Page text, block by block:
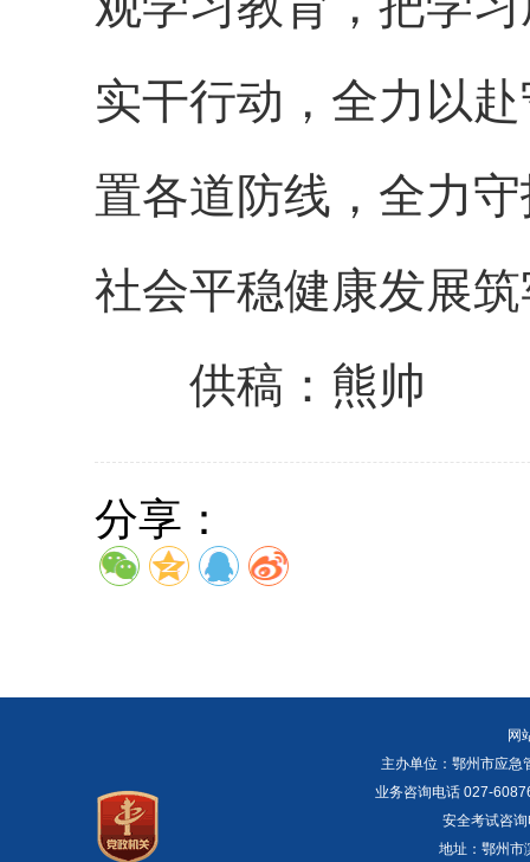
实干行动，全力以
置各道防线，全力
社会平稳健康发展
供稿：熊帅
分享：
网
主办单位：鄂州市应
业务咨询电话 027-
安全考试咨
地址：鄂州市